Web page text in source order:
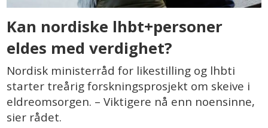
Kan nordiske lhbt+personer
eldes med verdighet?
Nordisk ministerråd for likestilling og lhbti
starter treårig forskningsprosjekt om skeive i
eldreomsorgen. – Viktigere nå enn noensinne,
sier rådet.